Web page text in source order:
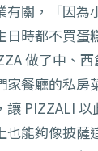
有關，「因為
日時都不買蛋
做了中、
家餐廳的私房
讓 PIZZALI
也能夠像披薩